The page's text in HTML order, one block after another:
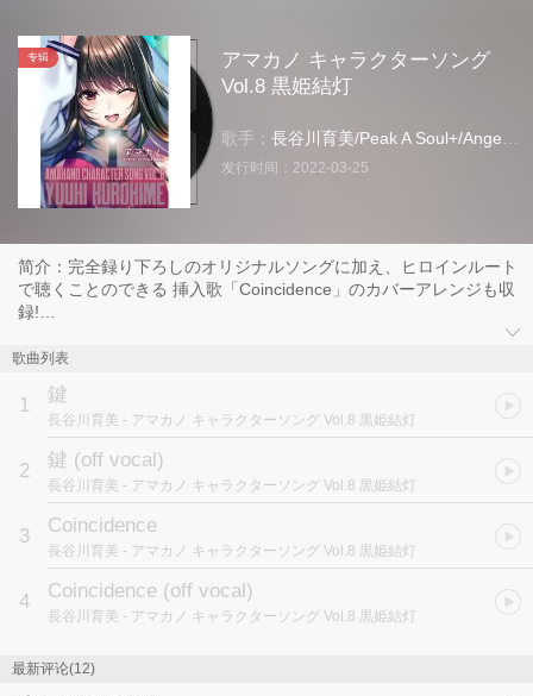
专辑
アマカノ キャラクターソング
Vol.8 黒姫結灯
歌手： 長谷川育美/Peak A Soul+/Angel Note
发行时间： 2022-03-25
简介：完全録り下ろしのオリジナルソングに加え、ヒロインルート
で聴くことのできる 挿入歌「Coincidence」のカバーアレンジも収
録!
ジャケットはキャラソン限定の特別仕様で、ファン必携のCDとな
っております!
黒姫結灯(CV:明羽杏子)
[収録内容]
・キャラクターソング「鍵」(カラオケバージョン付き)
・アマカノ2挿入歌「Coincidence」カバーソング(カラオケバージ
ョン付き)
「鍵」
作词：Duca
作曲：ANZIE
编曲：ANZIE
「Coincidence」
作词：Duca
编曲：鈴木ぷよ
歌曲列表
1 鍵
長谷川育美 - アマカノ キャラクターソング Vol.8 黒姫結灯
2 鍵 (off vocal)
長谷川育美 - アマカノ キャラクターソング Vol.8 黒姫結灯
3 Coincidence
長谷川育美 - アマカノ キャラクターソング Vol.8 黒姫結灯
4 Coincidence (off vocal)
長谷川育美 - アマカノ キャラクターソング Vol.8 黒姫結灯
最新评论(12)